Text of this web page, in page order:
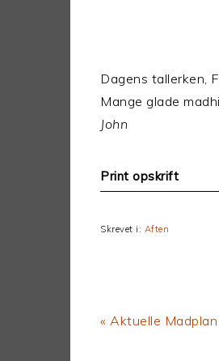
Dagens tallerken,
Mange glade
John
Print opskrift
Skrevet i: Aften
Previous
« Aktuelle